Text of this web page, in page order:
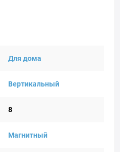
Для дома
Вертикальный
8
Магнитный